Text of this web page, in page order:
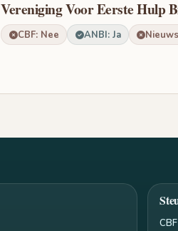
Vereniging Voor Eerste Hulp
CBF: Nee ANBI: Ja